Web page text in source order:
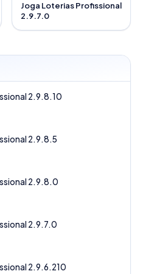
Joga Loterias Profissional
2.9.7.0
2.9.8.10
2.9.8.5
2.9.8.0
2.9.7.0
2.9.6.210